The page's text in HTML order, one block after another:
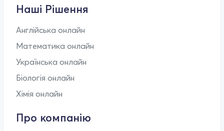
Наші Рішення
Англійська онлайн
Математика онлайн
Українська онлайн
Біологія онлайн
Хімія онлайн
Про компанію